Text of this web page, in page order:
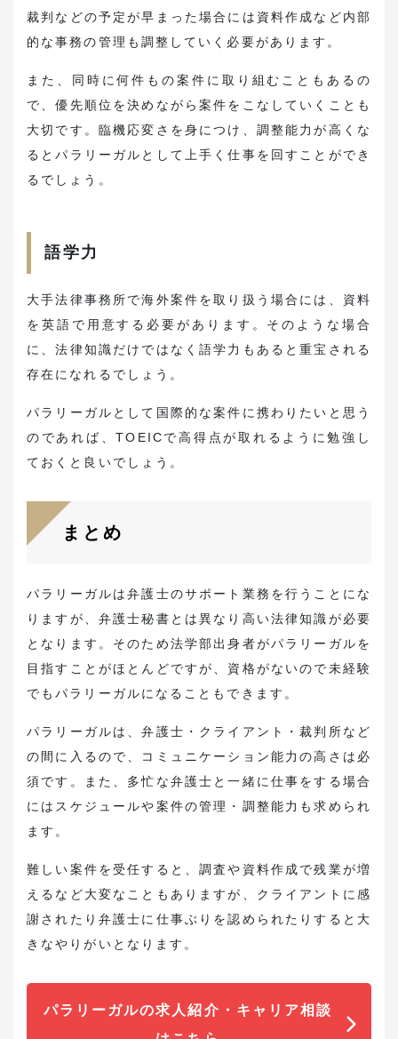
裁判などの予定が早まった場合には資料作成など内部
的な事務の管理も調整していく必要があります。
また、同時に何件もの案件に取り組むこともあるの
で、優先順位を決めながら案件をこなしていくことも
大切です。臨機応変さを身につけ、調整能力が高くな
るとパラリーガルとして上手く仕事を回すことができ
るでしょう。
語学力
大手法律事務所で海外案件を取り扱う場合には、資料
を英語で用意する必要があります。そのような場合
に、法律知識だけではなく語学力もあると重宝される
存在になれるでしょう。
パラリーガルとして国際的な案件に携わりたいと思う
のであれば、TOEICで高得点が取れるように勉強し
ておくと良いでしょう。
まとめ
パラリーガルは弁護士のサポート業務を行うことにな
りますが、弁護士秘書とは異なり高い法律知識が必要
となります。そのため法学部出身者がパラリーガルを
目指すことがほとんどですが、資格がないので未経験
でもパラリーガルになることもできます。
パラリーガルは、弁護士・クライアント・裁判所など
の間に入るので、コミュニケーション能力の高さは必
須です。また、多忙な弁護士と一緒に仕事をする場合
にはスケジュールや案件の管理・調整能力も求められ
ます。
難しい案件を受任すると、調査や資料作成で残業が増
えるなど大変なこともありますが、クライアントに感
謝されたり弁護士に仕事ぶりを認められたりすると大
きなやりがいとなります。
パラリーガルの求人紹介・キャリア相談